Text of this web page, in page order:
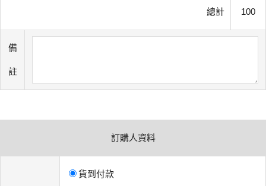
總計 100
備
註
訂購人資料
貨到付款